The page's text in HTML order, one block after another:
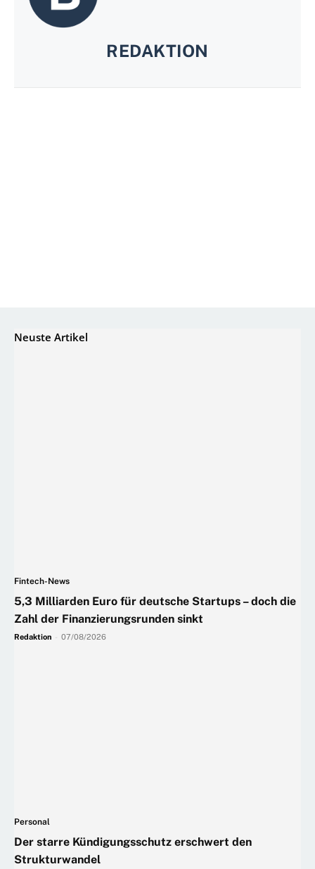
REDAKTION
Neuste Artikel
Fintech-News
5,3 Milliarden Euro für deutsche Startups – doch die
Zahl der Finanzierungsrunden sinkt
Redaktion 07/08/2026
Personal
Der starre Kündigungsschutz erschwert den
Strukturwandel